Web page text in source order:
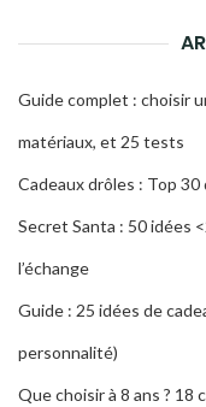
Guide complet : choisir
matériaux, et 25 tests
Cadeaux drôles : Top
Secret Santa : 50 idées
l’échange
Guide : 25 idées de
personnalité)
Que choisir à 8 ans ? 18